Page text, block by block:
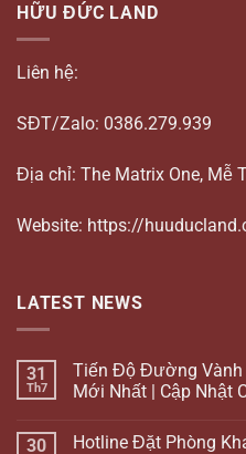
HỮU ĐỨC LAND
Liên hệ:
SĐT/Zalo: 0386.279.939
Địa chỉ: The Matrix One, Mễ
Website: https://
LATEST NEWS
31
Th7
Tiến Độ Đường Vành
Mới Nhất | Cập Nhật
30
Hotline Đặt Phòng